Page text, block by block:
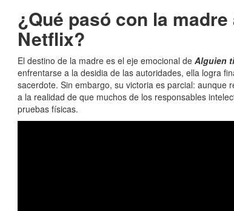
¿Qué pasó con la
Netflix?
El destino de la madre es el eje emocional de Alguien
enfrentarse a la desidia de las autoridades, ella logra
sacerdote. Sin embargo, su victoria es parcial:
a la realidad de que muchos de los responsables
pruebas físicas.